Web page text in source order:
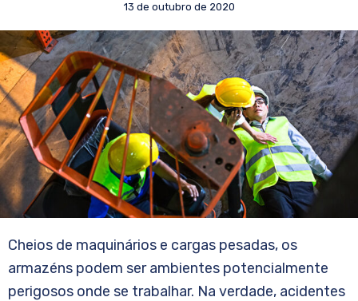
13 de outubro de 2020
Cheios de maquinários e cargas pesadas, os
armazéns podem ser ambientes potencialmente
perigosos onde se trabalhar. Na verdade, acidentes